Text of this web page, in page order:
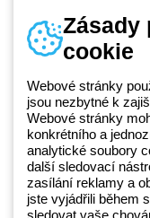
Beghelli je součástí
GEWISS LightZone,
transformují
koncové zákazníky v
Telefonní číslo
+420 531
Zásady
cookie
Webové stránky
jsou nezbytné k
Webové stránky
konkrétního a
analytické soubory
další sledovací
zasílání reklamy a
jste vyjádřili během
sledovat vaše